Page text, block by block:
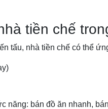
tiền chế
tấu, nhà tiền chế có thể
năng: bán đồ ăn nhanh,